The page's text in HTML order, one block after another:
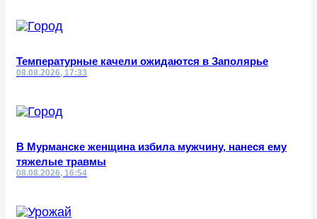
Температурные качели ожидаются в Заполярье
08.08.2026, 17:33
В Мурманске женщина избила мужчину, нанеся ему
тяжелые травмы
08.08.2026, 16:54